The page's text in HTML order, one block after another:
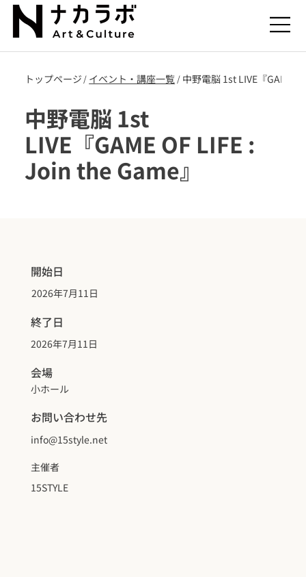
トップページ / ​イベント・講座一覧 / 中野電脳 1st LIVE『GAME
中野電脳 1st
LIVE『GAME OF LIFE :
Join the Game』
開始日
2026年7月11日
終了日
2026年7月11日
会場
小ホール
お問い合わせ先
info@15style.net
主催者
15STYLE